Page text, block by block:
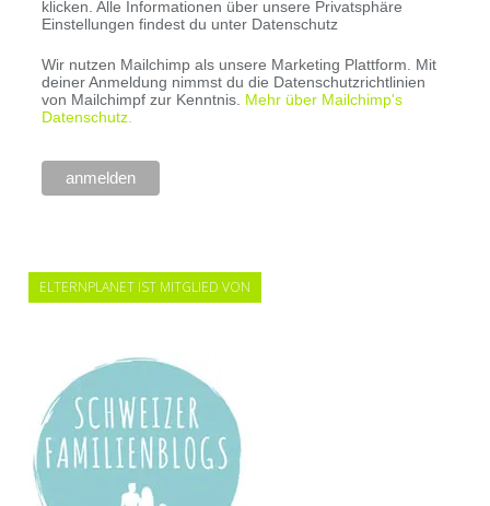
klicken. Alle Informationen über unsere Privatsphäre
Einstellungen findest du unter Datenschutz
Wir nutzen Mailchimp als unsere Marketing Plattform. Mit
deiner Anmeldung nimmst du die Datenschutzrichtlinien
von Mailchimpf zur Kenntnis. Mehr über Mailchimp's
Datenschutz.
ELTERNPLANET IST MITGLIED VON